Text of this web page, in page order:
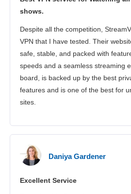
shows.
Despite all the competition,
VPN that I have tested. Their
safe, stable, and packed with
speeds and a seamless streaming
board, is backed up by the best
features and is one of the best for
sites.
Daniya Gardener
Excellent Service